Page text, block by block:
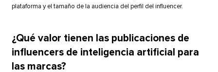
plataforma y el tamaño de la audiencia del perfil del influencer.​​
¿Qué valor tienen las publicaciones de
influencers de inteligencia artificial para
las marcas?​​